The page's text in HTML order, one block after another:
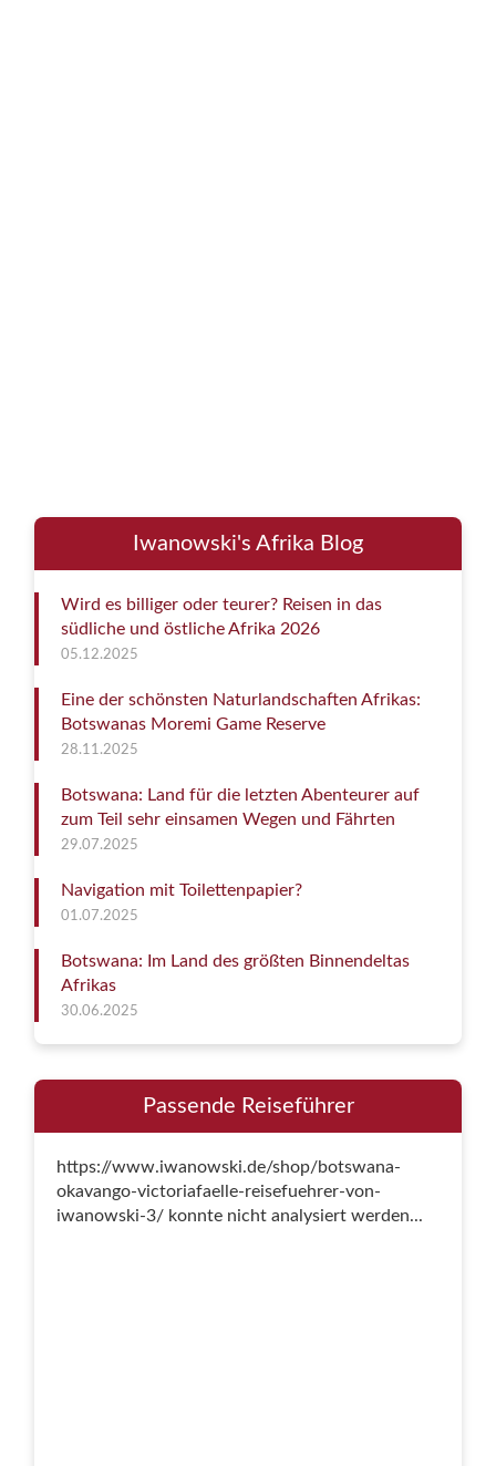
Iwanowski's Afrika Blog
Wird es billiger oder teurer? Reisen in das
südliche und östliche Afrika 2026
05.12.2025
Eine der schönsten Naturlandschaften Afrikas:
Botswanas Moremi Game Reserve
28.11.2025
Botswana: Land für die letzten Abenteurer auf
zum Teil sehr einsamen Wegen und Fährten
29.07.2025
Navigation mit Toilettenpapier?
01.07.2025
Botswana: Im Land des größten Binnendeltas
Afrikas
30.06.2025
Passende Reiseführer
https://www.iwanowski.de/shop/botswana-
okavango-victoriafaelle-reisefuehrer-von-
iwanowski-3/ konnte nicht analysiert werden...